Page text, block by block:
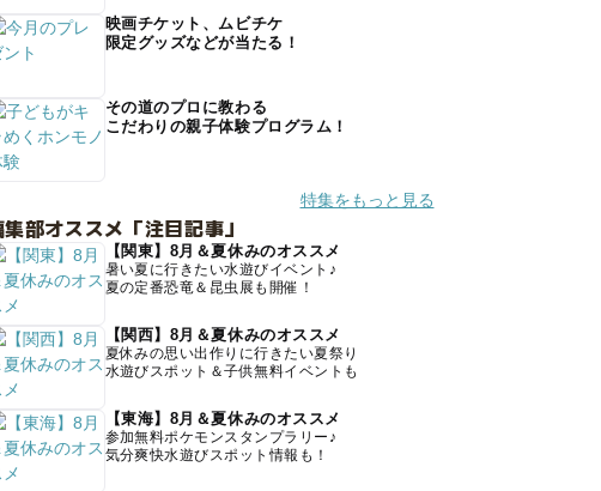
映画チケット、ムビチケ
限定グッズなどが当たる！
その道のプロに教わる
こだわりの親子体験プログラム！
特集をもっと見る
部オススメ「注目記事」
【関東】8月＆夏休みのオススメ
暑い夏に行きたい水遊びイベント♪
夏の定番恐竜＆昆虫展も開催！
【関西】8月＆夏休みのオススメ
夏休みの思い出作りに行きたい夏祭り
水遊びスポット＆子供無料イベントも
【東海】8月＆夏休みのオススメ
参加無料ポケモンスタンプラリー♪
気分爽快水遊びスポット情報も！